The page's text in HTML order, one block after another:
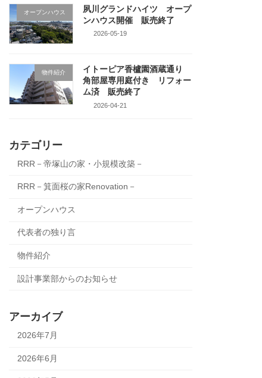
オープンハウス
夙川グランドハイツ オープ
ンハウス開催 販売終了
2026-05-19
物件紹介
イトーピア香櫨園酒蔵通り
角部屋専用庭付き リフォー
ム済 販売終了
2026-04-21
カテゴリー
RRR－帝塚山の家・小規模改築－
RRR－箕面桜の家Renovation－
オープンハウス
代表者の独り言
物件紹介
設計事業部からのお知らせ
アーカイブ
2026年7月
2026年6月